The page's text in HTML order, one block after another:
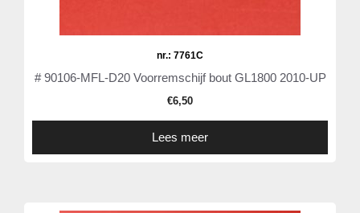
nr.: 7761C
# 90106-MFL-D20 Voorremschijf bout GL1800 2010-UP
€6,50
Lees meer